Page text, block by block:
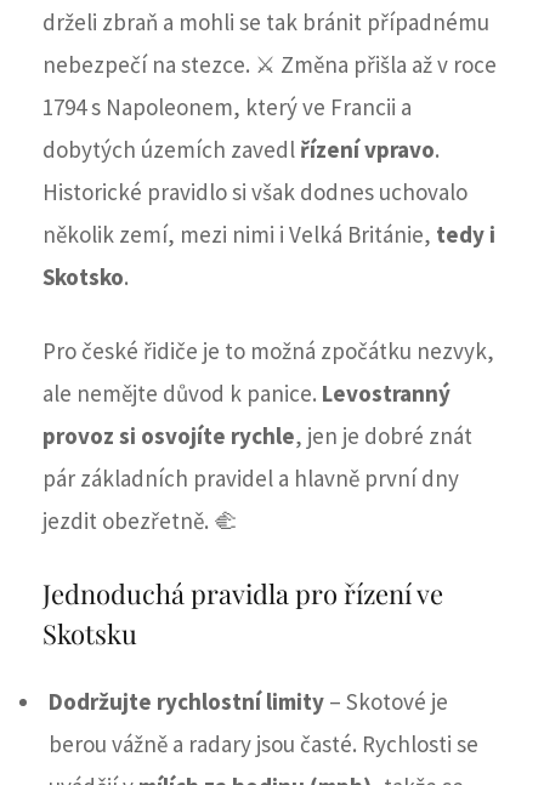
drželi zbraň a mohli se tak bránit případnému
nebezpečí na stezce. ⚔️ Změna přišla až v roce
1794 s Napoleonem, který ve Francii a
dobytých územích zavedl řízení vpravo.
Historické pravidlo si však dodnes uchovalo
několik zemí, mezi nimi i Velká Británie, tedy i
Skotsko.
Pro české řidiče je to možná zpočátku nezvyk,
ale nemějte důvod k panice. Levostranný
provoz si osvojíte rychle, jen je dobré znát
pár základních pravidel a hlavně první dny
jezdit obezřetně. 🫲
Jednoduchá pravidla pro řízení ve
Skotsku
Dodržujte rychlostní limity – Skotové je
berou vážně a radary jsou časté. Rychlosti se